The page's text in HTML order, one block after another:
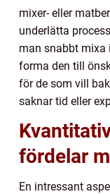
mixer- eller
underlätta
man snabbt mixa
forma den till
för de som vill
saknar tid eller
fördelar
En intressant